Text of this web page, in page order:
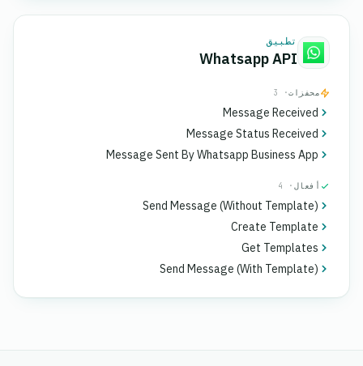
تطبيق
Whatsapp API
محفزات· 3
Message Received
Message Status Received
Message Sent By Whatsapp Business App
أفعال · 4
Send Message (Without Template)
Create Template
Get Templates
Send Message (With Template)